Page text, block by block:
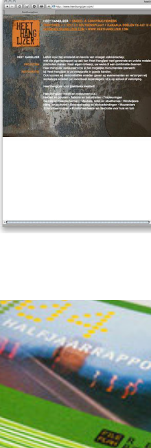
Fileplan Regio Rotterdam